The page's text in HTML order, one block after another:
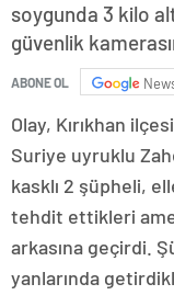
soygunda 3 kilo
güvenlik
ABONE OL
Olay, Kırıkhan
Suriye uyruklu
kasklı 2 şüpheli,
tehdit ettikleri
arkasına geçirdi.
yanlarında